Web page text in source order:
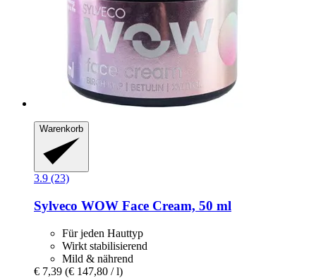
Warenkorb
3.9 (23)
Sylveco WOW Face Cream, 50 ml
Für jeden Hauttyp
Wirkt stabilisierend
Mild & nährend
€ 7,39 (€ 147,80 / l)